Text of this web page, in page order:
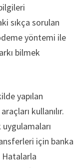
sıkça sorulan
yöntemi ile
bilmek
yapılan
kullanılır.
için banka
Hatalarla